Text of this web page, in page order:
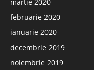
februarie 2020
ianuarie 2020
decembrie 2019
noiembrie 2019